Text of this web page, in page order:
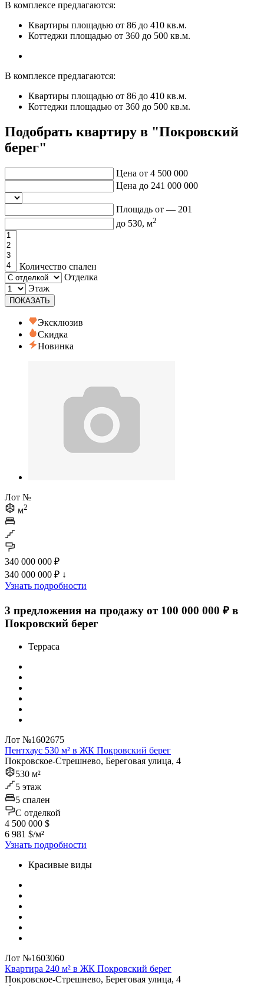
В комплексе предлагаются:
Квартиры площадью от 86 до 410 кв.м.
Коттеджи площадью от 360 до 500 кв.м.
В комплексе предлагаются:
Квартиры площадью от 86 до 410 кв.м.
Коттеджи площадью от 360 до 500 кв.м.
Подобрать квартиру в "Покровский
берег"
Цена от 4 500 000
Цена до 241 000 000
Площадь от — 201
до 530, м2
Количество спален
Отделка
Этаж
ПОКАЗАТЬ
Эксклюзив
Скидка
Новинка
Лот №
м2
340 000 000 ₽
340 000 000 ₽ ↓
Узнать подробности
3 предложения на продажу от 100 000 000 ₽ в
Покровский берег
Терраса
Лот №1602675
Пентхаус 530 м² в ЖК Покровский берег
Покровское-Стрешнево, Береговая улица, 4
530 м²
5 этаж
5 спален
C отделкой
4 500 000 $
6 981 $/м²
Узнать подробности
Красивые виды
Лот №1603060
Квартира 240 м² в ЖК Покровский берег
Покровское-Стрешнево, Береговая улица, 4